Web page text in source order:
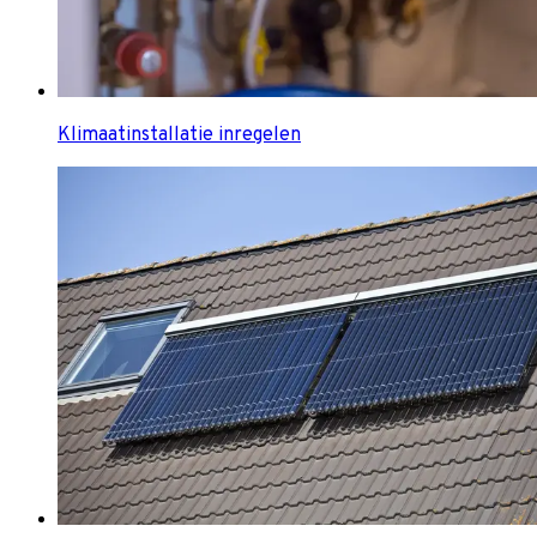
Klimaatinstallatie inregelen